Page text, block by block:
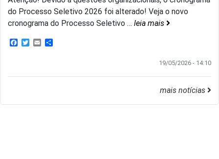
do Processo Seletivo 2026 foi alterado! Veja o novo
cronograma do Processo Seletivo … leia mais
Facebook
Twitter
Email
19/05/2026 - 14:10
mais notícias